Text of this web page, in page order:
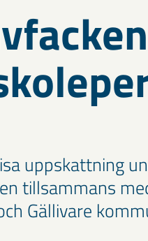
uppskattning
tillsammans
Gällivare